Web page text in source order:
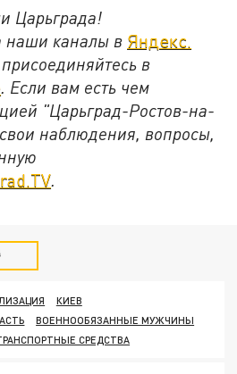
Царьграда!
наши каналы в Яндекс.
в
. Если вам есть чем
"Царьград-Ростов-на-
наблюдения, вопросы,
.
КИЕВ
ВОЕННООБЯЗАННЫЕ МУЖЧИНЫ
СРЕДСТВА